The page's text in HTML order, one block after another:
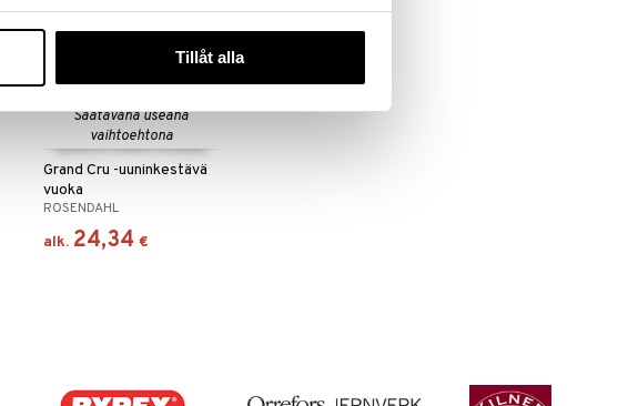
Tillåt alla
Saatavana useana
vaihtoehtona
Grand Cru -uuninkestävä
vuoka
ROSENDAHL
alk. 24,34 €